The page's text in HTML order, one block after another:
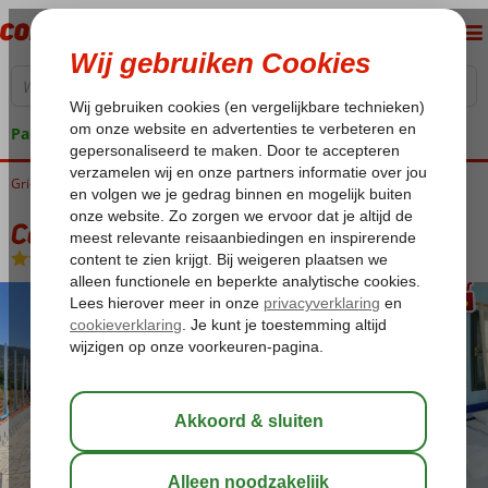
Pakketgarantie
Home
Griekenland Lesbos Petra Cavo Christo
Cavo Christo
Logies-Hotel